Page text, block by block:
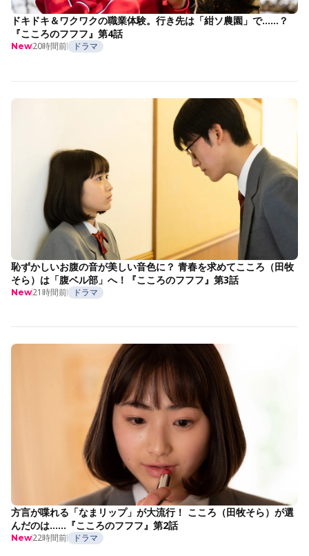
ドキドキ＆ワクワクの職業体験。行き先は「紺ソ農園」で……？
『こころのフフフ』第4話
New20時間前 ドラマ
恥ずかしいお腹の音が美しい音色に？ 青春を求めてこころ（田牧
そら）は「腹ベル部」へ！『こころのフフフ』第3話
New21時間前 ドラマ
方言が喋れる「なまリップ」が大流行！ こころ（田牧そら）が選
んだのは……『こころのフフフ』第2話
New22時間前 ドラマ